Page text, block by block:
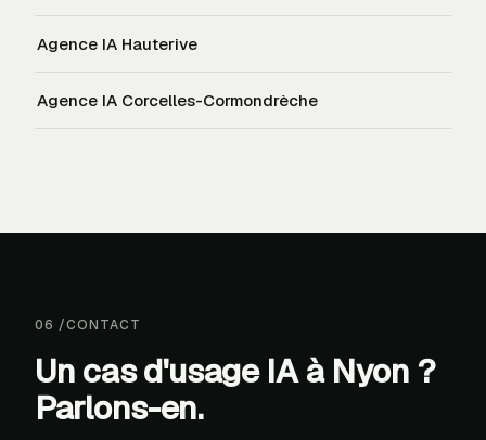
Agence IA Hauterive
Agence IA Corcelles-Cormondrèche
06 /CONTACT
Un cas d'usage IA à Nyon ?
Parlons-en.